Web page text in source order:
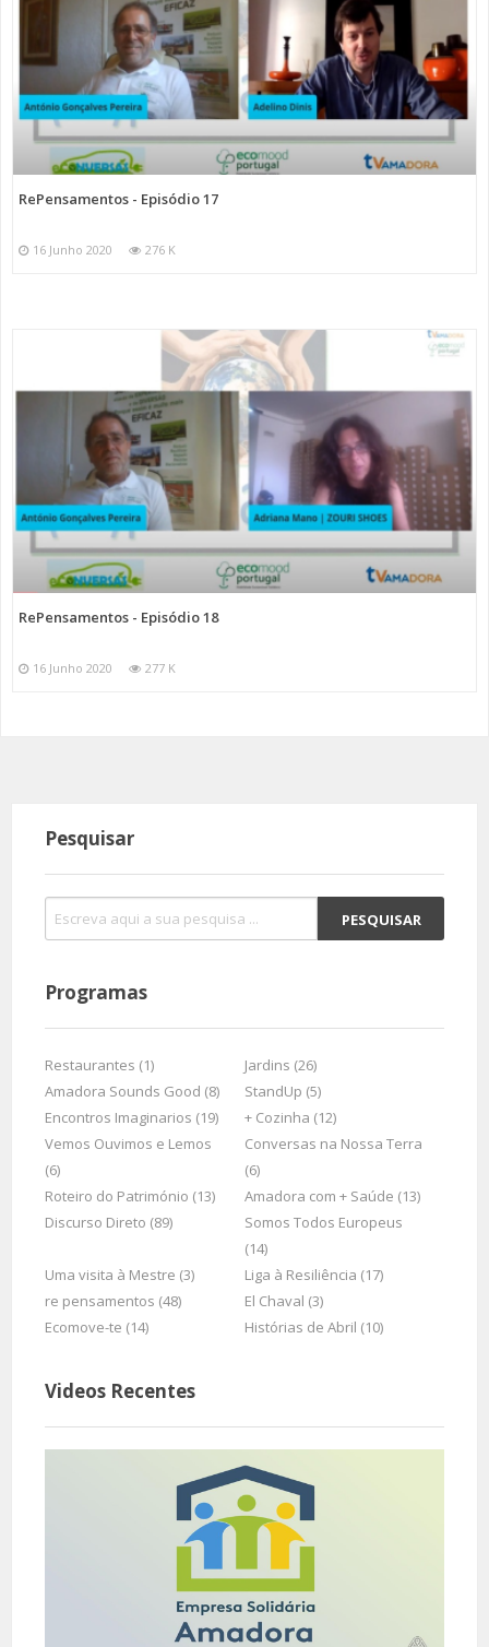
RePensamentos - Episódio 17
16 Junho 2020 276 K
RePensamentos - Episódio 18
16 Junho 2020 277 K
Pesquisar
Programas
Restaurantes (1)
Jardins (26)
Amadora Sounds Good (8)
StandUp (5)
Encontros Imaginarios (19)
+ Cozinha (12)
Vemos Ouvimos e Lemos
(6)
Conversas na Nossa Terra
(6)
Roteiro do Património (13)
Amadora com + Saúde (13)
Discurso Direto (89)
Somos Todos Europeus
(14)
Uma visita à Mestre (3)
Liga à Resiliência (17)
re pensamentos (48)
El Chaval (3)
Ecomove-te (14)
Histórias de Abril (10)
Videos Recentes